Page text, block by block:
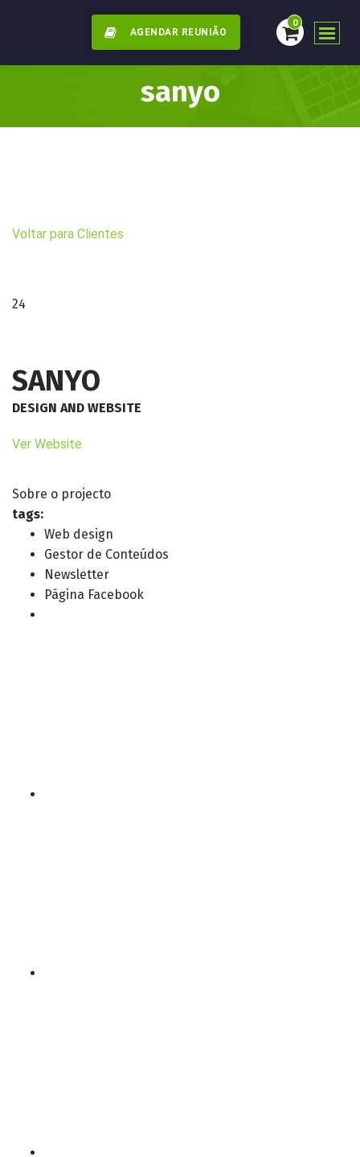
0
AGENDAR REUNIÃO
sanyo
Voltar para Clientes
24
SANYO
DESIGN AND WEBSITE
Ver Website
Sobre o projecto
tags:
Web design
Gestor de Conteúdos
Newsletter
Página Facebook